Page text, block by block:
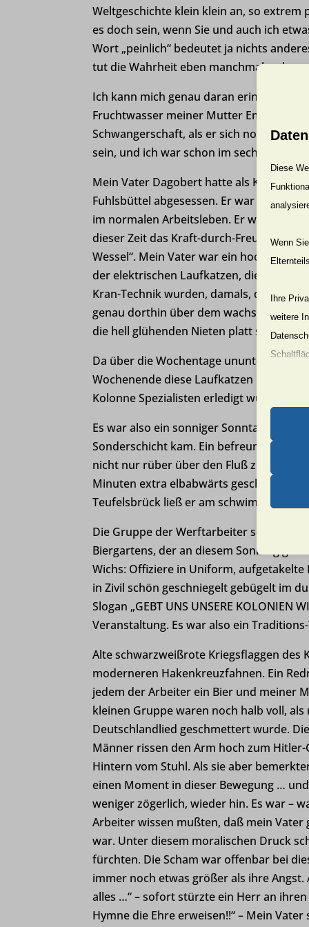
Weltgeschichte klein klein an, so
es doch sein, wenn Sie und auch ich
Wort „peinlich“ bedeutet ja nichts
tut die Wahrheit eben manchmal weh.
Ich kann mich genau daran erinnern: Es
Fruchtwasser meiner Mutter Emma
Schwangerschaft, als er sich noch nicht
sein, und ich war schon im sechsten
Mein Vater Dagobert hatte als
Fuhlsbüttel abgesessen. Er war also
im normalen Arbeitsleben. Er war
dieser Zeit das Kraft-durch-Freude-
Wessel“. Mein Vater war ein
der elektrischen Laufkatzen, die über
Kran-Technik wurden, damals, die
genau dorthin über dem wachsenden
die hell glühenden Nieten platt
Da über die Wochentage
Wochenende diese Laufkatzen nicht
Kolonne Spezialisten erledigt wurden.
Es war also ein sonniger Sonntagabend,
Sonderschicht kam. Ein befreundeter
nicht nur rüber über den Fluß zu den
Minuten extra elbabwärts geschippert.
Teufelsbrück ließ er am schwimmenden
Die Gruppe der Werftarbeiter setzte sich
Biergartens, der an diesem Sonntag
Wichs: Offiziere in Uniform,
in Zivil schön geschniegelt gebügelt im
Slogan „GEBT UNS UNSERE
Veranstaltung. Es war also ein
Alte schwarzweißrote Kriegsflaggen des
moderneren Hakenkreuzfahnen. Ein
jedem der Arbeiter ein Bier und meiner
kleinen Gruppe waren noch halb voll,
Deutschlandlied geschmettert wurde.
Männer rissen den Arm hoch zum
Hintern vom Stuhl. Als sie aber
einen Moment in dieser Bewegung …
weniger zögerlich, wieder hin. Es war –
Arbeiter wissen mußten, daß mein Vater
war. Unter diesem moralischen Druck
fürchten. Die Scham war offenbar bei
immer noch etwas größer als ihre
alles …“ – sofort stürzte ein Herr an
Hymne die Ehre erweisen!!“ – Mein
Diese
Wenn
Ihre
weitere
und die
et-
et-pb-
wp_lang
wp-
hvv-
Diese
tk_ai
Diese